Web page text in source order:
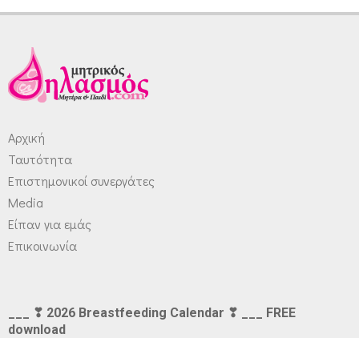
Αρχική
Ταυτότητα
Επιστημονικοί συνεργάτες
Media
Είπαν για εμάς
Επικοινωνία
___ ❣ 2026 Breastfeeding Calendar ❣ ___ FREE
download